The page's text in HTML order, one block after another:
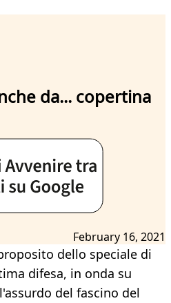
da... copertina
February 16, 2021
dello speciale di
difesa, in onda su
del fascino del